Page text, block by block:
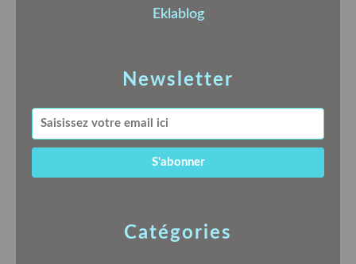
Newsletter
Catégories
Eklablog